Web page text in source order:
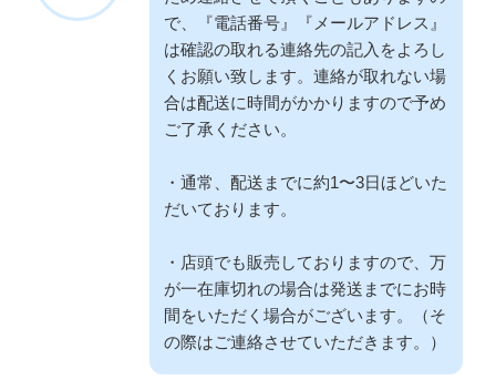
で、『電話番号』『メールアドレス』
は確認の取れる連絡先の記入をよろし
くお願い致します。連絡が取れない場
合は配送に時間がかかりますので予め
ご了承ください。
・通常、配送までに約1〜3日ほどいた
だいております。
・店頭でも販売しておりますので、万
が一在庫切れの場合は発送までにお時
間をいただく場合がございます。（そ
の際はご連絡させていただきます。）